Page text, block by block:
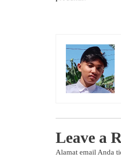
Leave a
Alamat email Anda